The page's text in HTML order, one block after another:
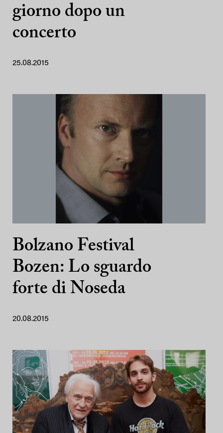
giorno dopo un
concerto
25.08.2015
Bolzano Festival
Bozen: Lo sguardo
forte di Noseda
20.08.2015